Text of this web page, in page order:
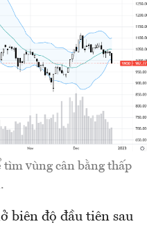
vùng cân bằng thấp
biên độ đầu tiên sau